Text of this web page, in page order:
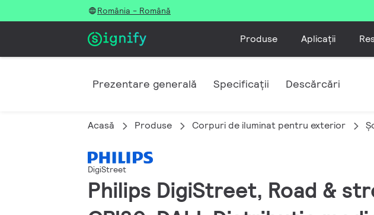
România - Română
Produse Aplicații
Prezentare generală Specificații Descărcări
Acasă Produse Corpuri de iluminat pentru exterior
DigiStreet
Philips DigiStreet, Road &